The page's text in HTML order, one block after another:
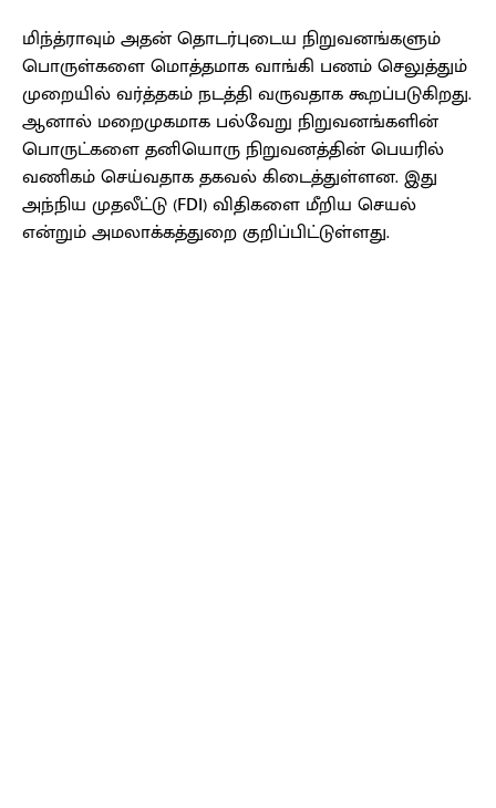
மிந்த்ராவும் அதன் தொடர்புடைய நிறுவனங்களும்
பொருள்களை மொத்தமாக வாங்கி பணம் செலுத்தும்
முறையில் வர்த்தகம் நடத்தி வருவதாக கூறப்படுகிறது.
ஆனால் மறைமுகமாக பல்வேறு நிறுவனங்களின்
பொருட்களை தனியொரு நிறுவனத்தின் பெயரில்
வணிகம் செய்வதாக தகவல் கிடைத்துள்ளன. இது
அந்நிய முதலீட்டு (FDI) விதிகளை மீறிய செயல்
என்றும் அமலாக்கத்துறை குறிப்பிட்டுள்ளது.